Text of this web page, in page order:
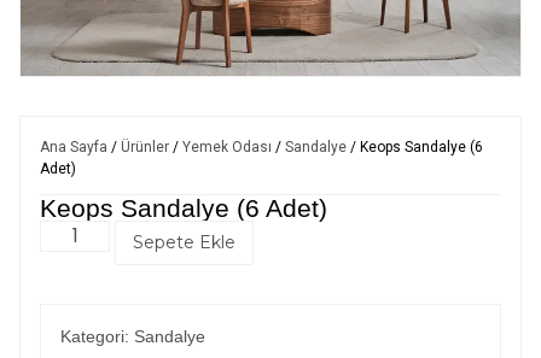
Ana Sayfa / Ürünler / Yemek Odası / Sandalye / Keops Sandalye (6
Adet)
Keops Sandalye (6 Adet)
Sepete Ekle
Kategori: Sandalye